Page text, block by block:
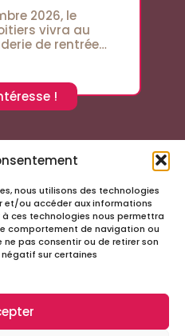
nous utilisons des technologies
et/ou accéder aux informations
ces technologies nous permettra
comportement de navigation ou
ne pas consentir ou de retirer son
sur certaines
2026, le
vivra au
de rentrée…
!
sociaux